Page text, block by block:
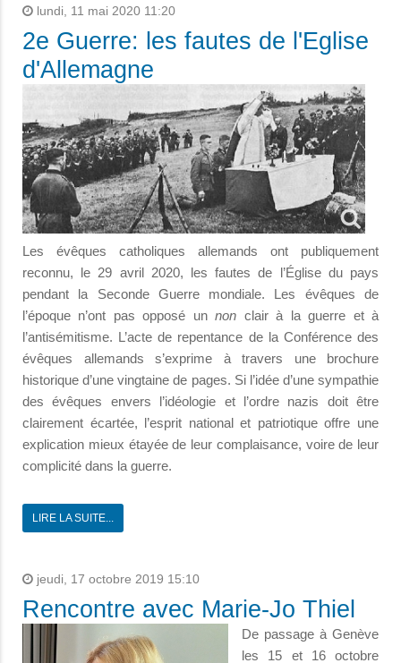
lundi, 11 mai 2020 11:20
2e Guerre: les fautes de l'Eglise
d'Allemagne
Les évêques catholiques allemands ont publiquement
reconnu, le 29 avril 2020, les fautes de l’Église du pays
pendant la Seconde Guerre mondiale. Les évêques de
l’époque n’ont pas opposé unnon clair à la guerre et à
l’antisémitisme. L’acte de repentance de la Conférence des
évêques allemands s’exprime à travers une brochure
historique d’une vingtaine de pages. Si l’idée d’une sympathie
des évêques envers l’idéologie et l’ordre nazis doit être
clairement écartée, l’esprit national et patriotique offre une
explication mieux étayée de leur complaisance, voire de leur
complicité dans la guerre.
LIRE LA SUITE...
jeudi, 17 octobre 2019 15:10
Rencontre avec Marie-Jo Thiel
De passage à Genève
les 15 et 16 octobre